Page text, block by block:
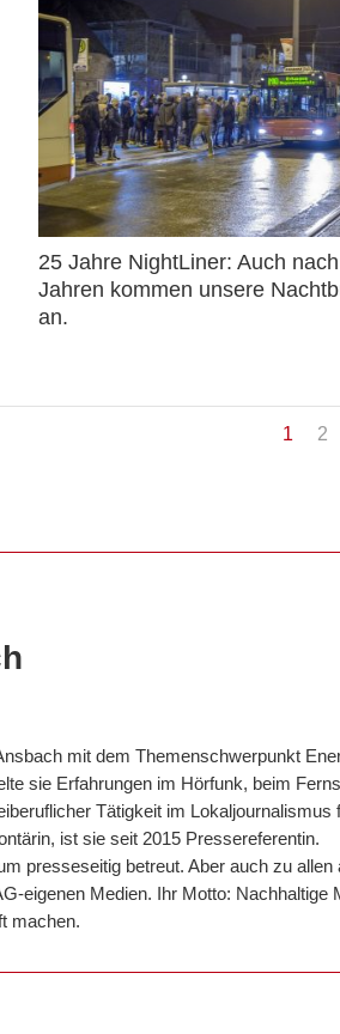
25 Jahre NightLiner: Auch
Jahren kommen unsere
an.
1 2
mit dem Themenschwerpunkt
sie Erfahrungen im Hörfunk, beim
Tätigkeit im Lokaljournalismus
ist sie seit 2015 Pressereferentin.
presseseitig betreut. Aber auch zu allen
eigenen Medien. Ihr Motto: Nachhaltige
machen.